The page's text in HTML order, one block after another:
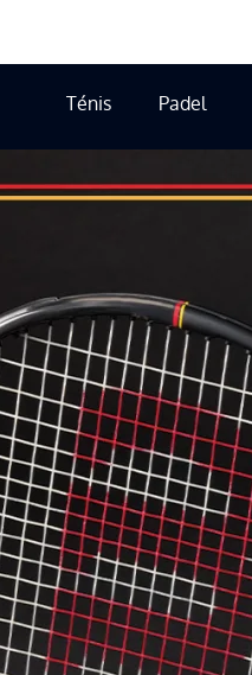
Ténis Padel